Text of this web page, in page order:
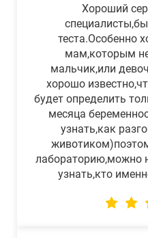
Хороший
теста.Особенно
мам,которым не
мальчик,или
хорошо
будет определить
месяца
узнать,как
лабораторию,можно
узнать,кто